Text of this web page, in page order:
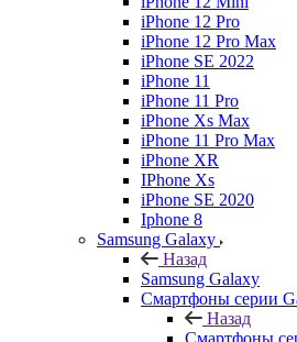
iPhone 12 Pro
iPhone 12 Pro Max
iPhone SE 2022
iPhone 11
iPhone 11 Pro
iPhone Xs Max
iPhone 11 Pro Max
iPhone XR
IPhone Xs
iPhone SE 2020
Iphone 8
Samsung Galaxy
Назад
Samsung Galaxy
Смартфоны серии
Назад
Смартфоны